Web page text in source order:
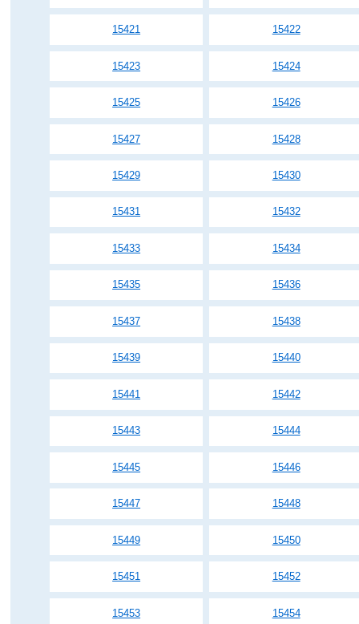
15421 15422
15423 15424
15425 15426
15427 15428
15429 15430
15431 15432
15433 15434
15435 15436
15437 15438
15439 15440
15441 15442
15443 15444
15445 15446
15447 15448
15449 15450
15451 15452
15453 15454